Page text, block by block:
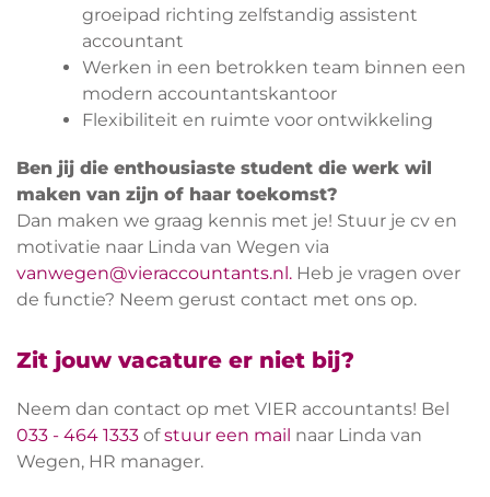
groeipad richting zelfstandig assistent
accountant
Werken in een betrokken team binnen een
modern accountantskantoor
Flexibiliteit en ruimte voor ontwikkeling
Ben jij die enthousiaste student die werk wil
maken van zijn of haar toekomst?
Dan maken we graag kennis met je! Stuur je cv en
motivatie naar Linda van Wegen via
vanwegen@vieraccountants.nl. Heb je vragen over
de functie? Neem gerust contact met ons op.
Zit jouw vacature er niet bij?
Neem dan contact op met VIER accountants! Bel
033 - 464 1333 ofstuur een mail naar Linda van
Wegen, HR manager.